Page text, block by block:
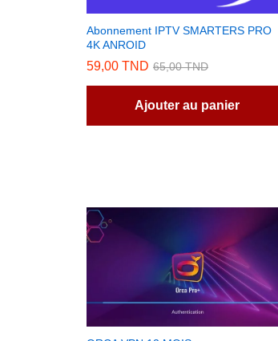
Abonnement IPTV SMARTERS PRO
4K ANROID
59,00 TND 65,00TND
Ajouter au panier